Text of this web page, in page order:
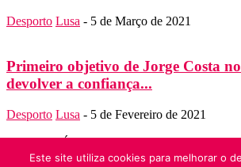
Desporto Lusa - 5 de Março de 2021
Primeiro objetivo de Jorge Costa no
devolver a confiança...
Desporto Lusa - 5 de Fevereiro de 2021
Folha do Domingo
Este site utiliza cookies para melhorar o